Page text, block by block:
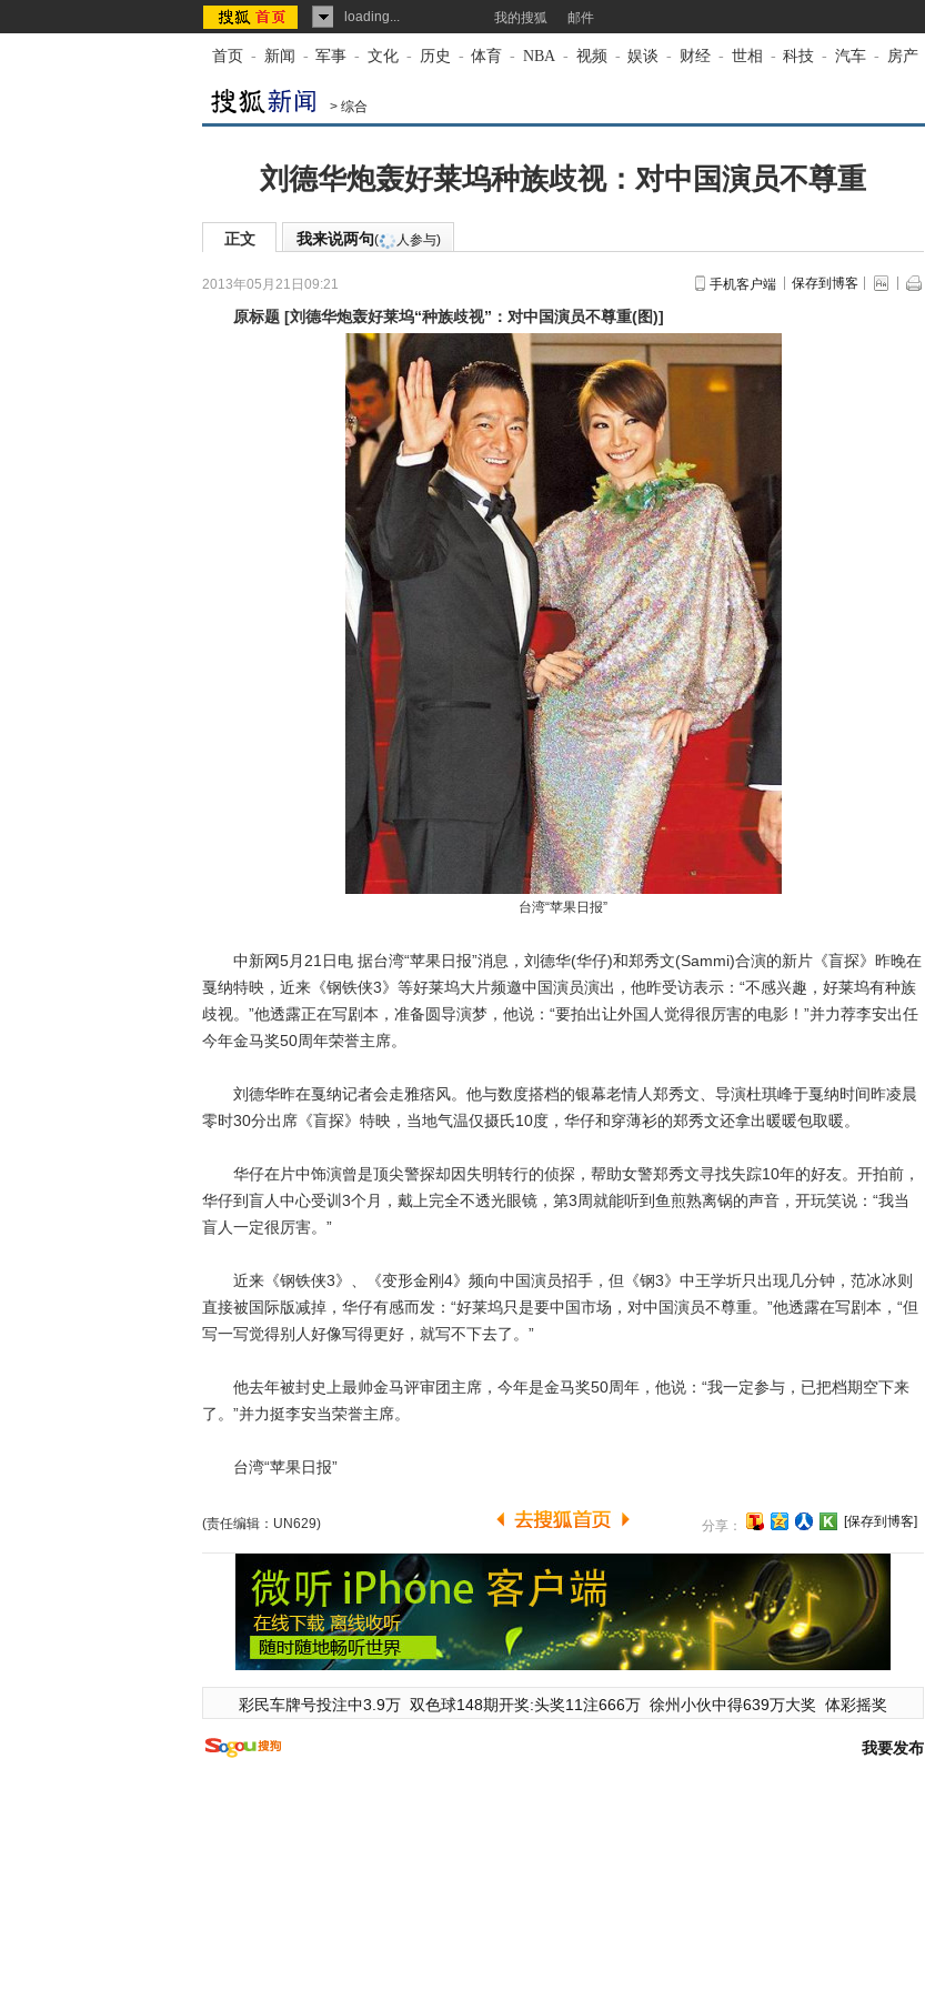
loading... 我的搜狐 邮件
首页 - 新闻 - 军事 - 文化 - 历史 - 体育 - NBA - 视频 - 娱谈 - 财经 - 世相 - 科技 - 汽车 - 房产
> 综合
刘德华炮轰好莱坞种族歧视：对中国演员不尊重
正文 我来说两句( 人参与)
2013年05月21日09:21
中国新闻网
手机客户端 保存到博客
原标题 [刘德华炮轰好莱坞“种族歧视”：对中国演员不尊重(图)]
台湾“苹果日报”
中新网5月21日电 据台湾“苹果日报”消息，刘德华(华仔)和郑秀文(Sammi)合演的新片《盲探》昨晚在
戛纳特映，近来《钢铁侠3》等好莱坞大片频邀中国演员演出，他昨受访表示：“不感兴趣，好莱坞有种族
歧视。”他透露正在写剧本，准备圆导演梦，他说：“要拍出让外国人觉得很厉害的电影！”并力荐李安出任
今年金马奖50周年荣誉主席。
刘德华昨在戛纳记者会走雅痞风。他与数度搭档的银幕老情人郑秀文、导演杜琪峰于戛纳时间昨凌晨
零时30分出席《盲探》特映，当地气温仅摄氏10度，华仔和穿薄衫的郑秀文还拿出暖暖包取暖。
华仔在片中饰演曾是顶尖警探却因失明转行的侦探，帮助女警郑秀文寻找失踪10年的好友。开拍前，
华仔到盲人中心受训3个月，戴上完全不透光眼镜，第3周就能听到鱼煎熟离锅的声音，开玩笑说：“我当
盲人一定很厉害。”
近来《钢铁侠3》、《变形金刚4》频向中国演员招手，但《钢3》中王学圻只出现几分钟，范冰冰则
直接被国际版减掉，华仔有感而发：“好莱坞只是要中国市场，对中国演员不尊重。”他透露在写剧本，“但
写一写觉得别人好像写得更好，就写不下去了。”
他去年被封史上最帅金马评审团主席，今年是金马奖50周年，他说：“我一定参与，已把档期空下来
了。”并力挺李安当荣誉主席。
台湾“苹果日报”
(责任编辑：UN629) 分享： [保存到博客]
彩民车牌号投注中3.9万 双色球148期开奖:头奖11注666万 徐州小伙中得639万大奖 体彩摇奖
我要发布